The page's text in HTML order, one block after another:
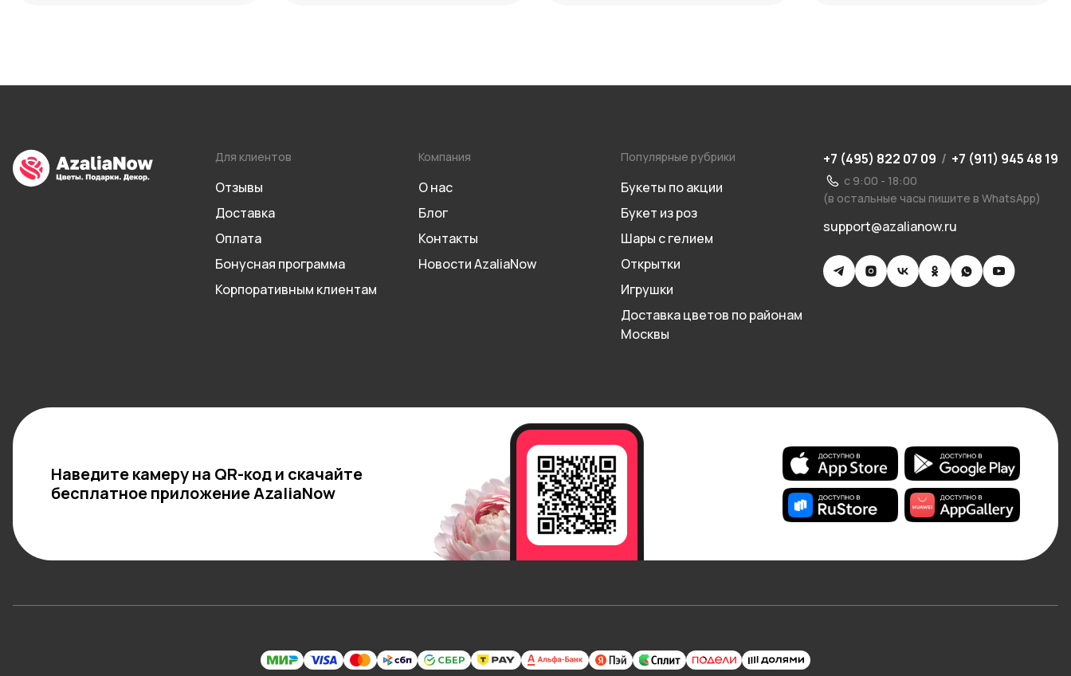
Для клиентов
Отзывы
Доставка
Оплата
Бонусная программа
Корпоративным клиентам
Компания
О нас
Блог
Контакты
Новости AzaliaNow
Популярные рубрики
Букеты по акции
Букет из роз
Шары с гелием
Открытки
Игрушки
Доставка цветов по районам
Москвы
+7 (495) 822 07 09 / +7 (911) 945 48 19
с 9:00 - 18:00
(в остальные часы пишите в WhatsApp)
support@azalianow.ru
Наведите камеру на QR-код и скачайте
бесплатное приложение AzaliaNow